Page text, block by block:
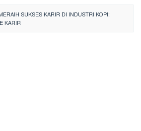
SUKSES KARIR DI INDUSTRI KOPI:
KARIR